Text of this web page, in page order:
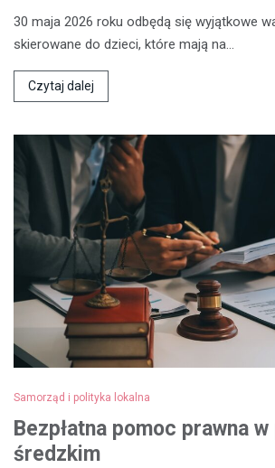
30 maja 2026 roku odbędą się wyjątkowe
skierowane do dzieci, które mają na…
Czytaj dalej
Samorząd i polityka lokalna
Bezpłatna pomoc prawna
średzkim